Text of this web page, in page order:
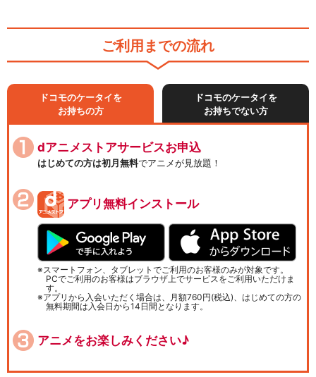
ご利用までの流れ
ドコモのケータイを
お持ちの方
ドコモのケータイを
お持ちでない方
dアニメストアサービスお申込
はじめての方は初月無料でアニメが見放題！
アプリ無料インストール
スマートフォン、タブレットでご利用のお客様のみが対象です。
PCでご利用のお客様はブラウザ上でサービスをご利用いただけま
す。
アプリから入会いただく場合は、月額760円(税込)、はじめての方の
無料期間は入会日から14日間となります。
アニメをお楽しみください♪